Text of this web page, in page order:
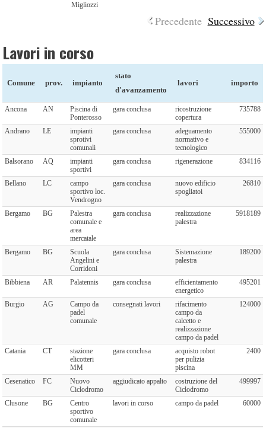
Migliozzi
Precedente Successivo
Lavori in corso
Comune prov. impianto
stato
d'avanzamento
lavori importo
Ancona AN
Piscina di
Ponterosso
gara conclusa
ricostruzione
copertura
735788
Andrano LE
impianti
sprotivi
comunali
gara conclusa
adeguamento
normativo e
tecnologico
555000
Balsorano AQ
impianti
sportivi
gara conclusa rigenerazione 834116
Bellano LC
campo
sportivo loc.
Vendrogno
gara conclusa
nuovo edificio
spogliatoi
26810
Bergamo BG
Palestra
comunale e
area
mercatale
gara conclusa
realizzazione
palestra
5918189
Bergamo BG
Scuola
Angelini e
Corridoni
gara conclusa
Sistemazione
palestra
189200
Bibbiena AR Palatennis gara conclusa
efficientamento
energetico
495201
Burgio AG
Campo da
padel
comunale
consegnati lavori
rifacimento
campo da
calcetto e
realizzazione
campo da padel
124000
Catania CT
stazione
elicotteri
MM
gara conclusa
acquisto robot
per pulizia
piscina
2400
Cesenatico FC
Nuovo
Ciclodromo
aggiudicato appalto
costruzione del
Ciclodromo
499997
Clusone BG
Centro
sportivo
comunale
lavori in corso campo da padel 60000